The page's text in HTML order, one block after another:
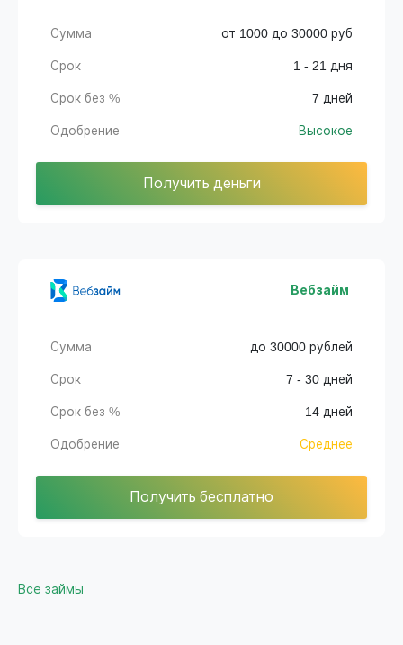
Сумма от 1000 до 30000 руб
Срок 1 - 21 дня
Срок без % 7 дней
Одобрение Высокое
Получить деньги
Вебзайм
Сумма до 30000 рублей
Срок 7 - 30 дней
Срок без % 14 дней
Одобрение Среднее
Получить бесплатно
Все займы